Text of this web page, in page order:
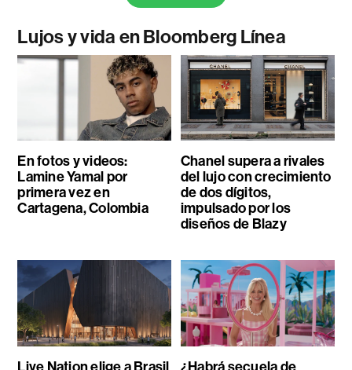
Lujos y vida en Bloomberg Línea
En fotos y videos:
Lamine Yamal por
primera vez en
Cartagena, Colombia
Chanel supera a rivales
del lujo con crecimiento
de dos dígitos,
impulsado por los
diseños de Blazy